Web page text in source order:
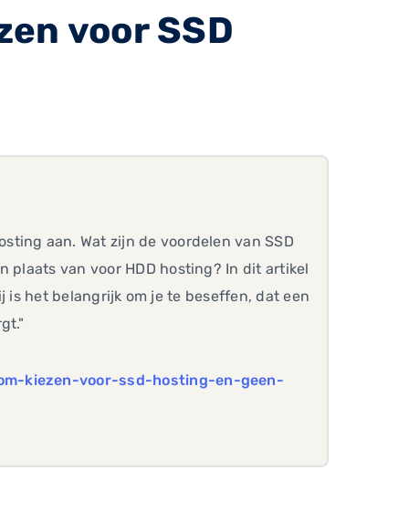
voor SSD
aan. Wat zijn de voordelen van SSD
plaats van voor HDD hosting? In dit artikel
het belangrijk om je te beseffen, dat een
kiezen-voor-ssd-hosting-en-geen-